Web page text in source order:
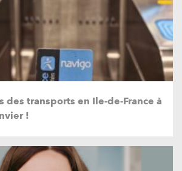
des transports en Ile-de-France à
!